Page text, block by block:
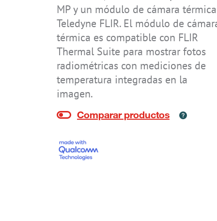
IS-TH1ER.2 IS-TH1ER.RG
MP y un módulo de cámara térmica
Teledyne FLIR. El módulo de
térmica es compatible con FLIR
Thermal Suite para mostrar fotos
radiométricas con mediciones de
temperatura integradas en la
imagen.